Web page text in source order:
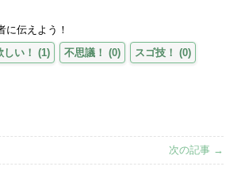
に伝えよう！
しい！ (1) 不思議！ (0) スゴ技！ (0)
次の記事 →